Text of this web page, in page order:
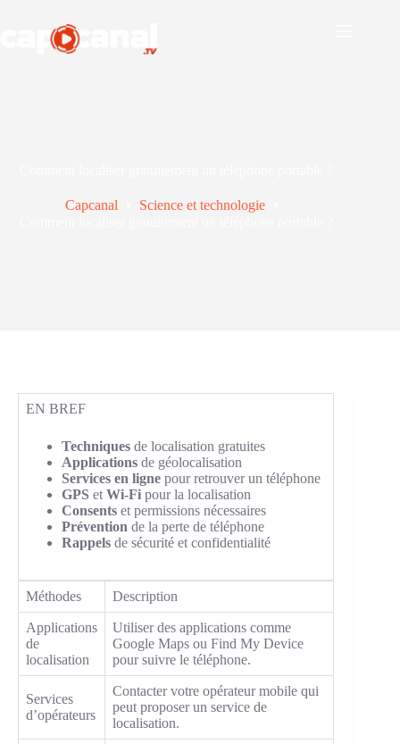
Capcanal
Science et technologie
EN BREF
Techniques de localisation gratuites
Applications de géolocalisation
Services en ligne pour retrouver un téléphone
GPS et Wi-Fi pour la localisation
Consents et permissions nécessaires
Prévention de la perte de téléphone
Rappels de sécurité et confidentialité
Méthodes Description
Applications
de
localisation
Utiliser des applications comme
Google Maps ou Find My Device
pour suivre le téléphone.
Services
d’opérateurs
Contacter votre opérateur mobile qui
peut proposer un service de
localisation.